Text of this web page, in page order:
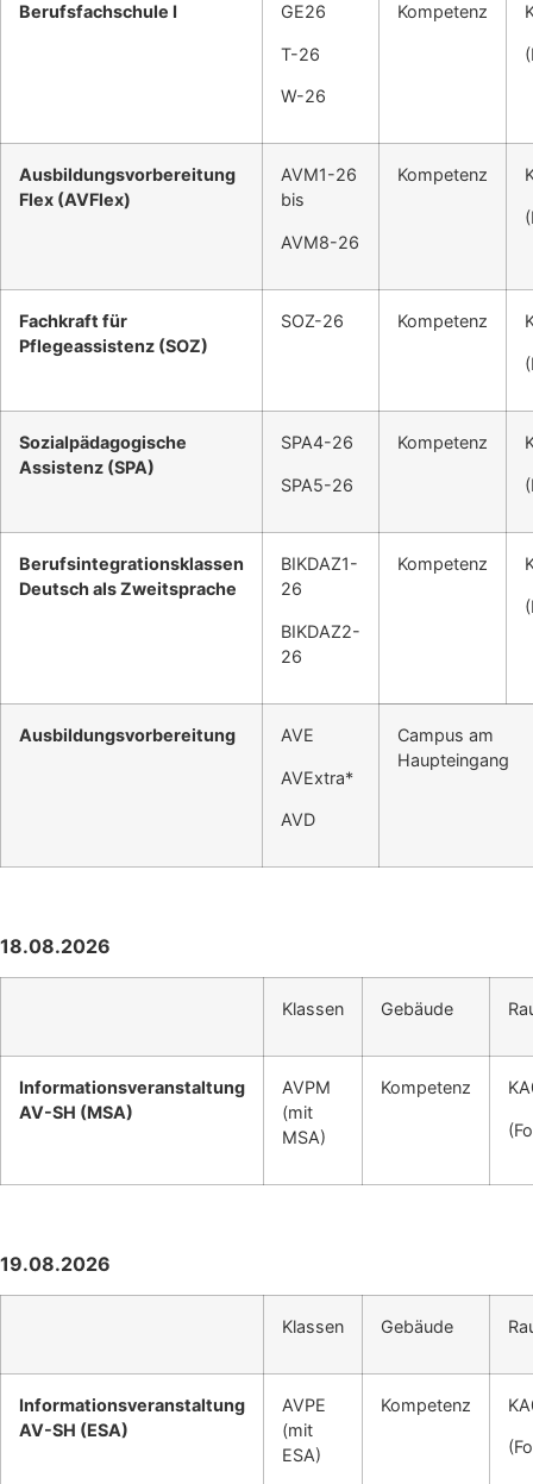
Berufsfachschule I GE26
T-26
W-26
Kompetenz
Ausbildungsvorbereitung
Flex (AVFlex)
AVM1-26
bis
AVM8-26
Kompetenz
Fachkraft für
Pflegeassistenz (SOZ)
SOZ-26 Kompetenz
Sozialpädagogische
Assistenz (SPA)
SPA4-26
SPA5-26
Kompetenz
Berufsintegrationsklassen
Deutsch als Zweitsprache
BIKDAZ1-
26
BIKDAZ2-
26
Kompetenz
Ausbildungsvorbereitung AVE
AVExtra*
AVD
Campus am
Haupteingang
18.08.2026
Klassen Gebäude
Informationsveranstaltung
AV-SH (MSA)
AVPM
(mit
MSA)
Kompetenz
19.08.2026
Klassen Gebäude
Informationsveranstaltung
AV-SH (ESA)
AVPE
(mit
ESA)
Kompetenz